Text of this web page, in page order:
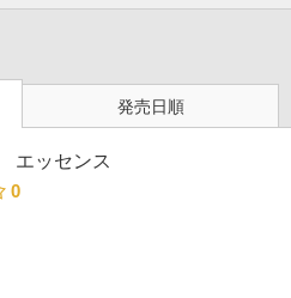
発売日順
エッセンス
0